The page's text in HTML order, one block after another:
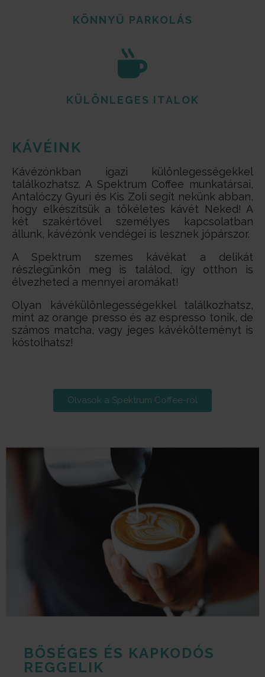
KÖNNYŰ PARKOLÁS
KÜLÖNLEGES ITALOK
KÁVÉINK
Kávézónkban igazi különlegességekkel
találkozhatsz. A Spektrum Coffee munkatársai,
Antalóczy Gyuri és Kis Zoli segít nekünk abban,
hogy elkészítsük a tökéletes kávét Neked! A
két szakértővel személyes kapcsolatban
állunk, kávézónk vendégei is lesznek jópárszor.
A Spektrum szemes kávékat a delikát
részlegünkön meg is találod, így otthon is
élvezheted a mennyei aromákat!
Olyan kávékülönlegességekkel találkozhatsz,
mint az orange presso és az espresso tonik, de
számos matcha, vagy jeges kávékölteményt is
kóstolhatsz!
Olvasok a Spektrum Coffee-ról
BŐSÉGES ÉS KAPKODÓS
REGGELIK